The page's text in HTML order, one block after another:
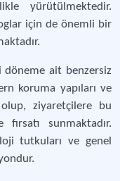
yürütülmektedir.
için de önemli bir
döneme ait benzersiz
koruma yapıları ve
ziyaretçilere bu
sunmaktadır.
tutkuları ve genel